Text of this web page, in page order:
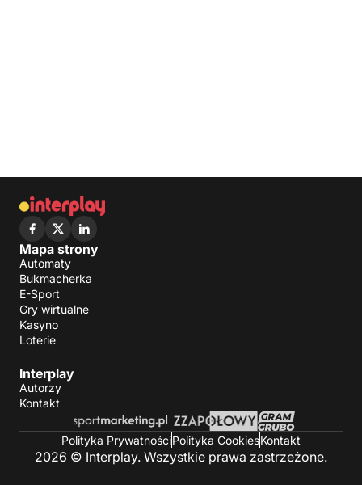
Mapa strony
Automaty
Bukmacherka
E-Sport
Gry wirtualne
Kasyno
Loterie
Interplay
Autorzy
Kontakt
Polityka PrywatnościPolityka CookiesKontakt
2026 © Interplay. Wszystkie prawa zastrzeżone.